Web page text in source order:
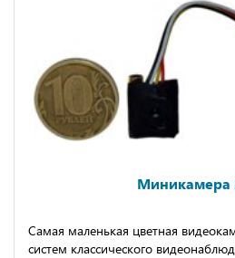
Миникамера
Самая маленькая цветная
систем классического